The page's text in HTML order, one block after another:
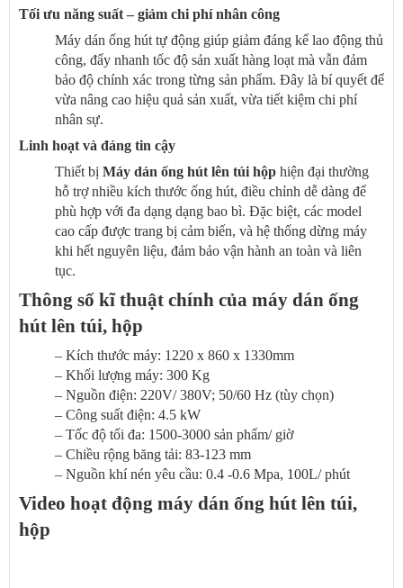
Tối ưu năng suất – giảm chi phí nhân công
Máy dán ống hút tự động giúp giảm đáng kể lao động thủ
công, đẩy nhanh tốc độ sản xuất hàng loạt mà vẫn đảm
bảo độ chính xác trong từng sản phẩm. Đây là bí quyết để
vừa nâng cao hiệu quả sản xuất, vừa tiết kiệm chi phí
nhân sự.
Linh hoạt và đáng tin cậy
Thiết bị Máy dán ống hút lên túi hộp hiện đại thường
hỗ trợ nhiều kích thước ống hút, điều chỉnh dễ dàng để
phù hợp với đa dạng dạng bao bì. Đặc biệt, các model
cao cấp được trang bị cảm biến, và hệ thống dừng máy
khi hết nguyên liệu, đảm bảo vận hành an toàn và liên
tục.
Thông số kĩ thuật chính của máy dán ống
hút lên túi, hộp
– Kích thước máy: 1220 x 860 x 1330mm
– Khối lượng máy: 300 Kg
– Nguồn điện: 220V/ 380V; 50/60 Hz (tùy chọn)
– Công suất điện: 4.5 kW
– Tốc độ tối đa: 1500-3000 sản phẩm/ giờ
– Chiều rộng băng tải: 83-123 mm
– Nguồn khí nén yêu cầu: 0.4 -0.6 Mpa, 100L/ phút
Video hoạt động máy dán ống hút lên túi,
hộp